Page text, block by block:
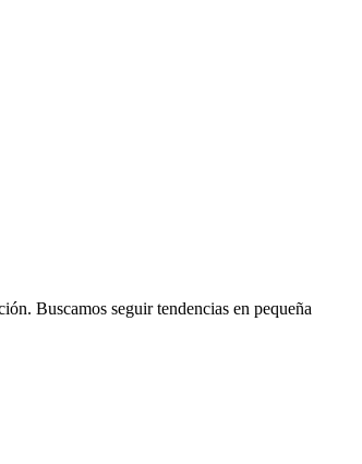
Buscamos seguir tendencias en pequeña